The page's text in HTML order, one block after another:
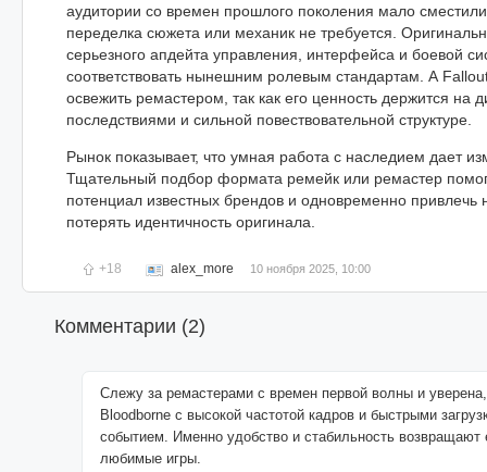
аудитории со времен прошлого поколения мало
переделка сюжета или механик не требуется.
серьезного апдейта управления, интерфейса и боевой
соответствовать нынешним ролевым стандартам. А
освежить ремастером, так как его ценность держится на
последствиями и сильной повествовательной структуре.
Рынок показывает, что умная работа с наследием дает
Тщательный подбор формата ремейк или ремастер
потенциал известных брендов и одновременно привлечь
потерять идентичность оригинала.
+18 alex_more 10 ноября 2025, 10:00
Комментарии (2)
Слежу за ремастерами с времен первой волны и
Bloodborne с высокой частотой кадров и быстрыми
событием. Именно удобство и стабильность возвращают
любимые игры.